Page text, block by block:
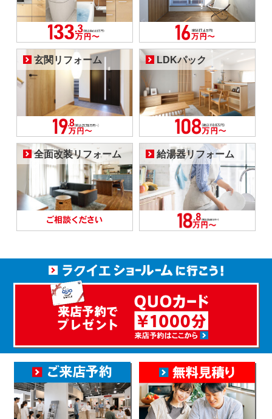
玄関リフォーム LDKパック
全面改装リフォーム 給湯器リフォーム